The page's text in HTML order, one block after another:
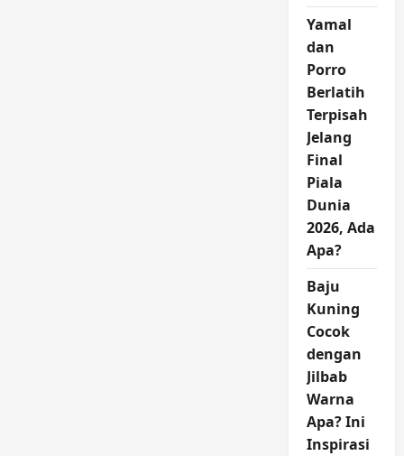
Yamal
dan
Porro
Berlatih
Terpisah
Jelang
Final
Piala
Dunia
2026, Ada
Apa?
Baju
Kuning
Cocok
dengan
Jilbab
Warna
Apa? Ini
Inspirasi